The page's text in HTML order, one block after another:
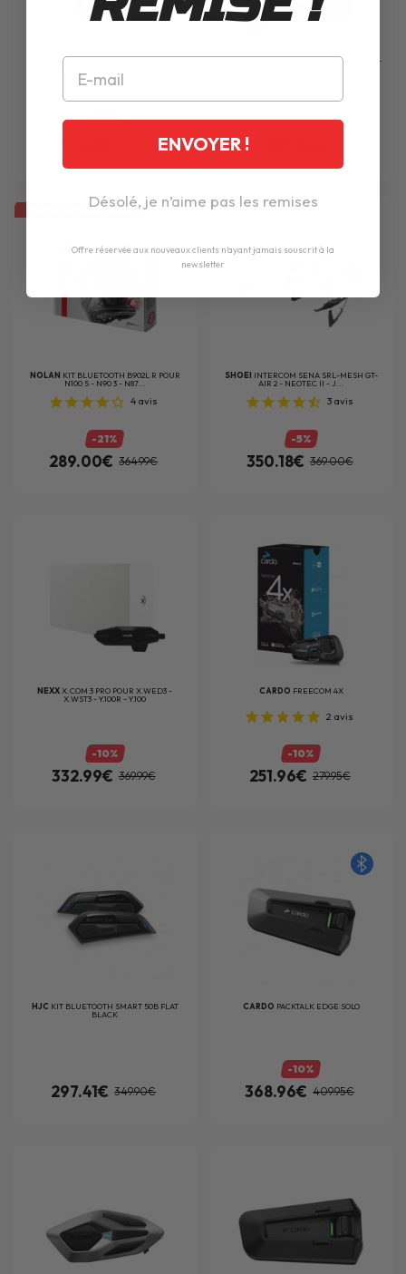
SCHUBERTHKIT DE COMMUNICATION
-7%
SCHUBERTHSC2 STANDARD C5 - E2 - S3 -
LES PRIX EN ROUE LIBRE
NOLAN KIT BLUETOOTH B902L R POUR
N100 5 - N90 3 - N87...
4avis
-21%
289.00€ 364.99€
SHOEI
INTERCOM SENA SRL-MESH GT-
AIR 2 - NEOTEC II - J...
3avis
-5%
350.18€ 369.00€
NEXXX.COM 3 PRO POUR X.WED3 -
X.WST3 - Y.100R - Y.100
-10%
332.99€ 369.99€
CARDO FREECOM 4X
2 avis
-10%
251.96€ 279.95€
HJC KIT BLUETOOTH SMART 50B FLAT
BLACK
297.41€ 349.90€
CARDO PACKTALK EDGE SOLO
-10%
368.96€ 409.95€
ENVOYER !
Désolé, je n’aime pas les remises
Offre réservée aux nouveaux clients n'ayant jamais souscrit à la
newsletter